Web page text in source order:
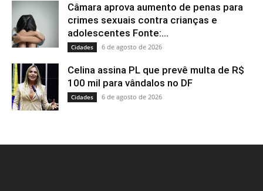
Câmara aprova aumento de penas para
crimes sexuais contra crianças e
adolescentes Fonte:...
Cidades 6 de agosto de 2026
Celina assina PL que prevê multa de R$
100 mil para vândalos no DF
Cidades 6 de agosto de 2026